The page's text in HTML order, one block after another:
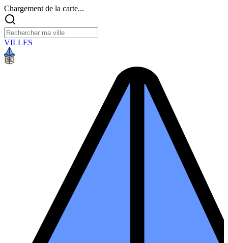
Chargement de la carte...
VILLES